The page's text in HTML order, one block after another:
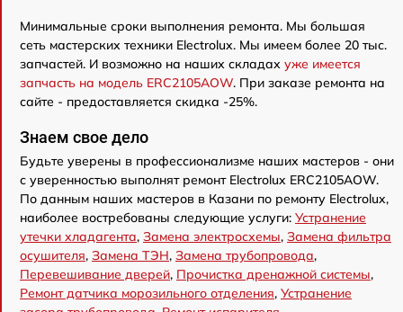
Минимальные сроки выполнения ремонта. Мы большая
сеть мастерских техники Electrolux. Мы имеем более 20 тыс.
запчастей. И возможно на наших складах уже имеется
запчасть на модель ERC2105AOW. При заказе ремонта на
сайте - предоставляется скидка -25%.
Знаем свое дело
Будьте уверены в профессионализме наших мастеров - они
с уверенностью выполнят ремонт Electrolux ERC2105AOW.
По данным наших мастеров в Казани по ремонту Electrolux,
наиболее востребованы следующие услуги: Устранение
утечки хладагента, Замена электросхемы, Замена фильтра
осушителя, Замена ТЭН, Замена трубопровода,
Перевешивание дверей, Прочистка дренажной системы,
Ремонт датчика морозильного отделения, Устранение